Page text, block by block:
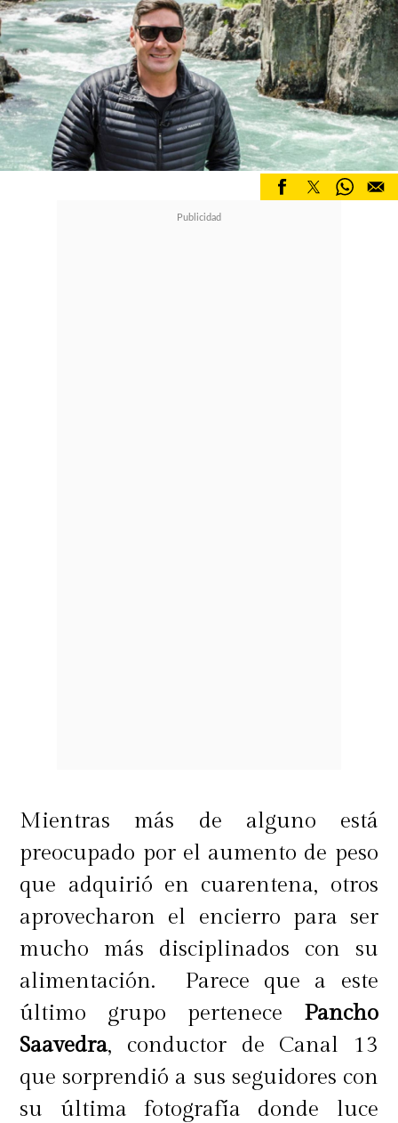
Mientras más de alguno está
preocupado por el aumento de peso
que adquirió en cuarentena, otros
aprovecharon el encierro para ser
mucho más disciplinados con su
alimentación. Parece que a este
último grupo pertenece Pancho
Saavedra, conductor de Canal 13
que sorprendió a sus seguidores con
su última fotografía donde luce